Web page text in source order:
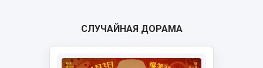
СЛУЧАЙНАЯ ДОРАМА